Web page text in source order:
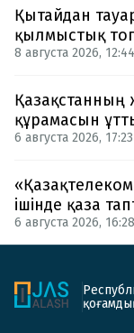
Қытайдан
қылмыстық
8 августа 2026, 12:44
құрамасын
6 августа 2026, 17:23
ішінде қаза
6 августа 2026, 16:28